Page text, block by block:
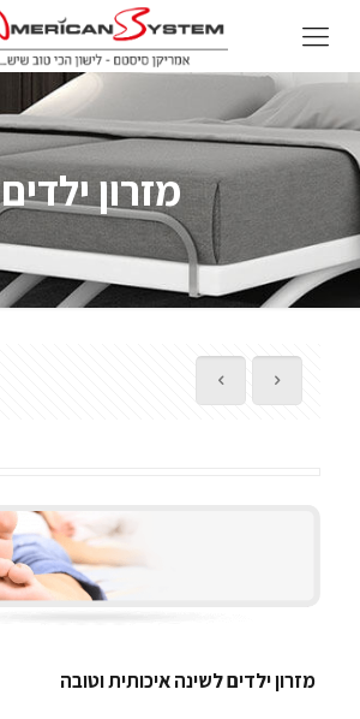
מזרון ילדים
מזרון ילדים לשינה איכותית וטובה